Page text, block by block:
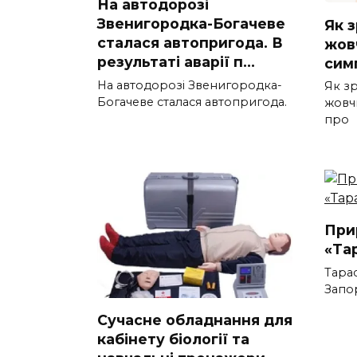
На автодорозі
Звенигородка-Богачеве
сталася автопригода. В
результаті аварії п…
На автодорозі Звенигородка-
Богачеве сталася автопригода.
Як
Як
про
Сучасне обладнання для
кабінету біології та